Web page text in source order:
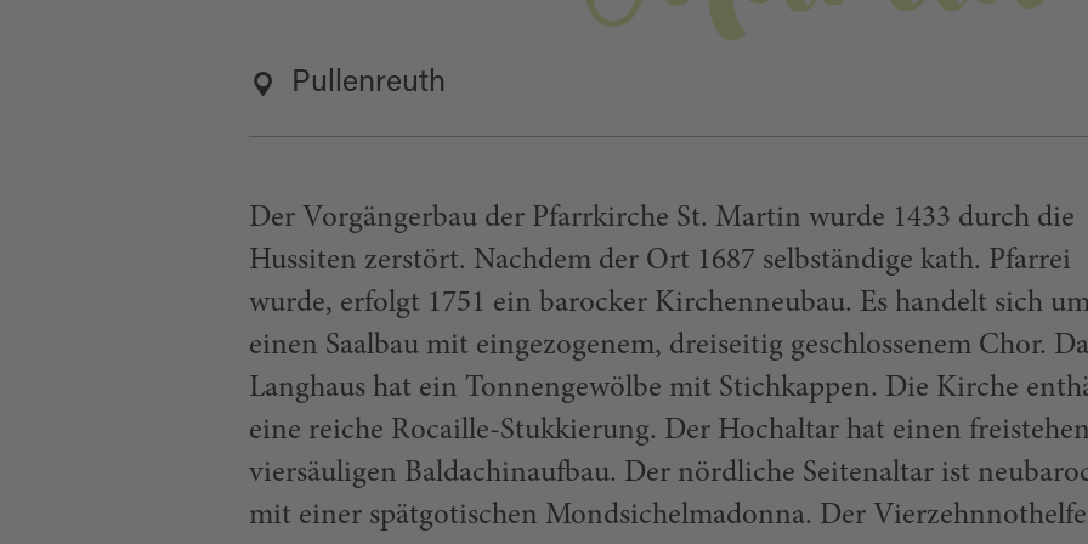
Pullenreuth
Der Vorgängerbau der Pfarrkirche St. Martin wurde 1433 durch die
Hussiten zerstört. Nachdem der Ort 1687 selbständige kath. Pfarrei
wurde, erfolgt 1751 ein barocker Kirchenneubau. Es handelt sich
einen Saalbau mit eingezogenem, dreiseitig geschlossenem Chor.
Langhaus hat ein Tonnengewölbe mit Stichkappen. Die Kirche
eine reiche Rocaille-Stukkierung. Der Hochaltar hat einen
viersäuligen Baldachinaufbau. Der nördliche Seitenaltar ist
mit einer spätgotischen Mondsichelmadonna. Der